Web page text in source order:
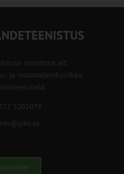
nimetuse alt
ja maamajanduslikke
5201078
info@pikk.ee
meile!